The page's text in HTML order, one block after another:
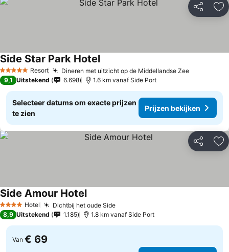
Delen
5 Sterren Resort Dineren met uitzicht op de Middellandse Zee
Side Star Park Hotel
9,1 Uitstekend 6.698 1.6 km vanaf Side Port
Selecteer datums om exacte prijzen
te zien
Prijzen bekijken
Delen
4 SterrenHotel Dichtbij het oude Side
Side Amour Hotel
8,9 Uitstekend 1.185 1.8 km vanaf Side Port
Van € 69